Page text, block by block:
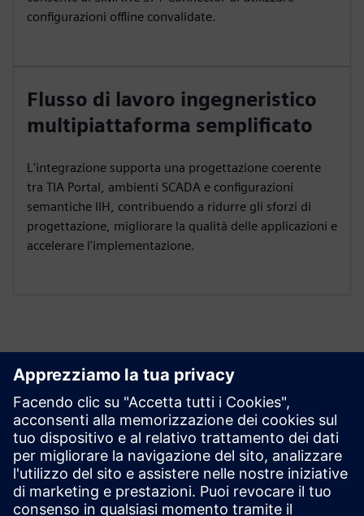
configurazioni offline convalidate.
Flusso di lavoro ingegneristico
multipiattaforma semplificato
L'integrazione supporta una progettazione coerente
tra TIA Portal, ambienti SCADA e configurazioni
semantiche IIH, contribuendo a ridurre gli sforzi di
progettazione, migliorare la qualità delle applicazioni e
accelerare l'implementazione.
Inizia ora
Contattaci